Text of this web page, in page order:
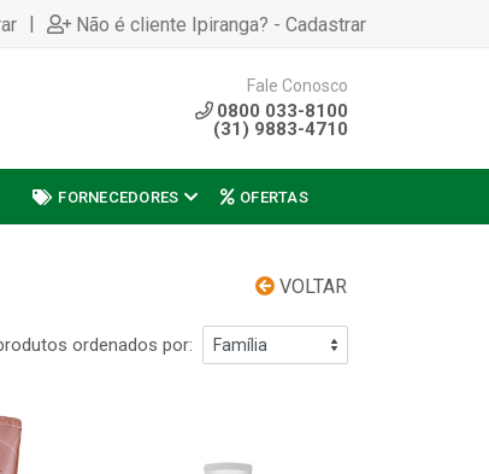
| Não é cliente Ipiranga? - Cadastrar
Fale Conosco
0800 033-8100
(31) 9883-4710
FORNECEDORES OFERTAS
VOLTAR
ordenados por: